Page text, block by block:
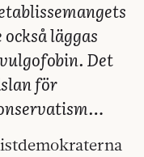
läggas
Det
för